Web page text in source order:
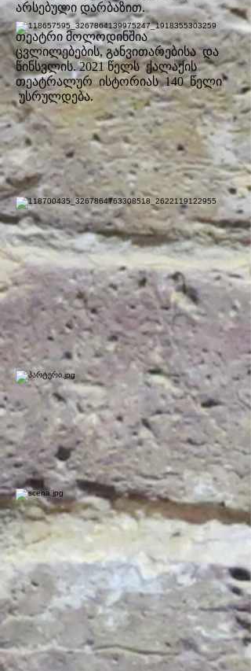
არსებული დარბაზით.
თეატრი მოლოდინშია
ცვლილებების, განვითარებისა და
წინსვლის. 2021 წელს ქალაქის
თეატრალურ ისტორიას 140 წელი
უსრულდება.